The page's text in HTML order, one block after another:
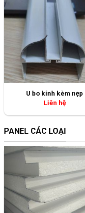
U bo kính kèm nẹp
Liên hệ
PANEL CÁC LOẠI